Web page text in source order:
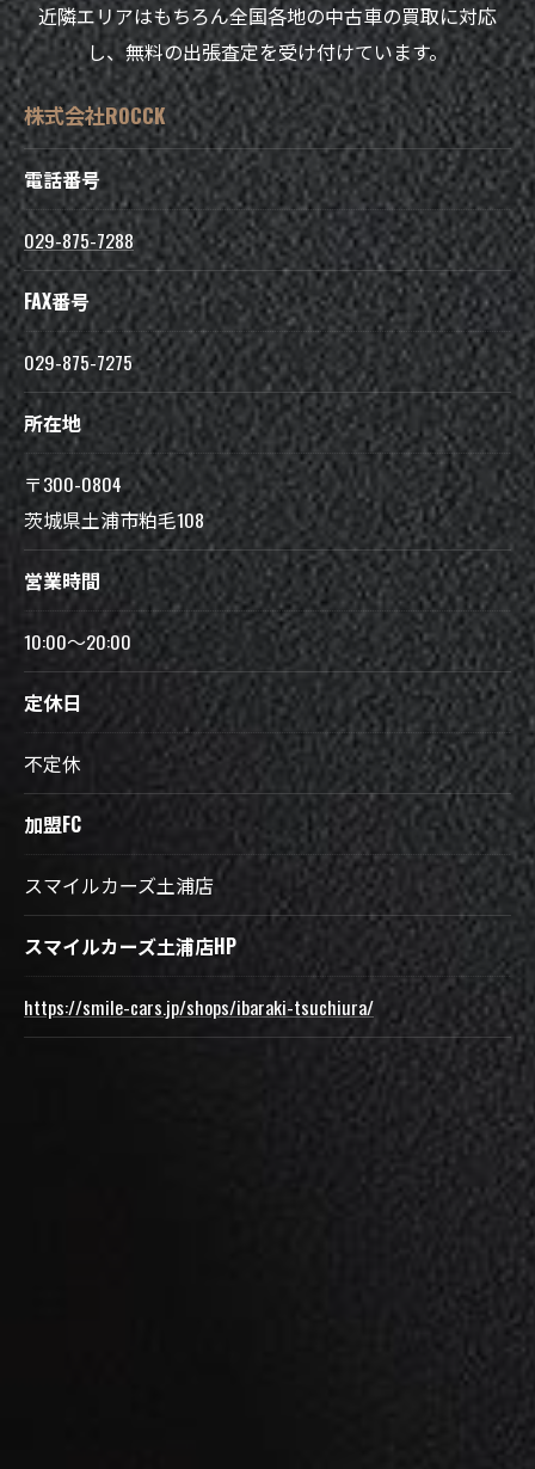
近隣エリアはもちろん全国各地の中古車の買取に対応
し、無料の出張査定を受け付けています。
株式会社ROCCK
電話番号
029-875-7288
FAX番号
029-875-7275
所在地
〒300-0804
茨城県土浦市粕毛108
営業時間
10:00～20:00
定休日
不定休
加盟FC
スマイルカーズ土浦店
スマイルカーズ土浦店HP
https://smile-cars.jp/shops/ibaraki-tsuchiura/